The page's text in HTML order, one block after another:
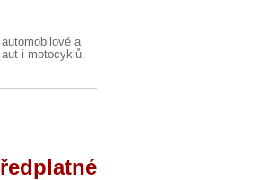
a
i motocyklů.